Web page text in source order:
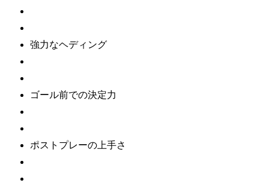
強力なヘディング
ゴール前での決定力
ポストプレーの上手さ